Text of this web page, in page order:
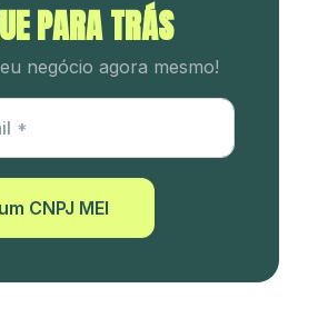
PARA TRÁS
negócio agora mesmo!
CNPJ MEI